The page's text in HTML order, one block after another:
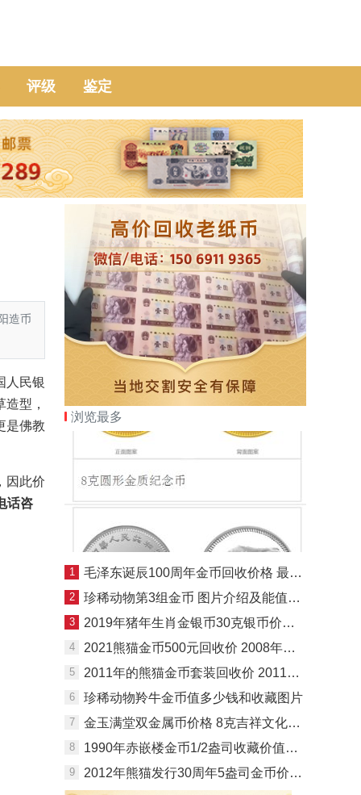
评级 鉴定
造币
人民银
型，
是佛教
因此价
话咨
浏览最多
1 毛泽东诞辰100周年金币回收价格 最新的价格
2 珍稀动物第3组金币 图片介绍及能值多少钱
3 2019年猪年生肖金银币30克银币价格详情 最新价格
4 2021熊猫金币500元回收价 2008年熊猫金币回收价目表
5 2011年的熊猫金币套装回收价 2011年熊猫金币套装现在市场价格
6 珍稀动物羚牛金币值多少钱和收藏图片
7 金玉满堂双金属币价格 8克吉祥文化金玉满堂双金属币最新价格
8 1990年赤嵌楼金币1/2盎司收藏价值与现值价格
9 2012年熊猫发行30周年5盎司金币价值多少